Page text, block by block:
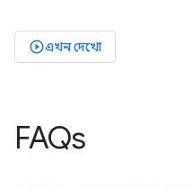
play_circle_outlinedএখন দেখো
FAQs